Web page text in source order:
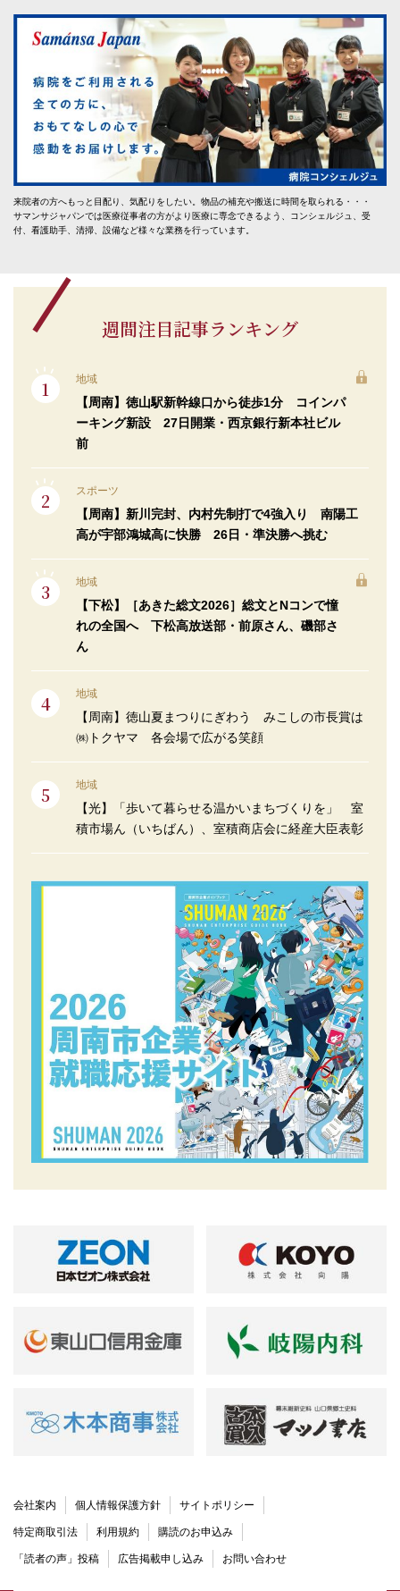
来院者の方へもっと目配り、気配りをしたい。物品の補充や搬送に時間を取られる・・・
サマンサジャパンでは医療従事者の方がより医療に専念できるよう、コンシェルジュ、受
付、看護助手、清掃、設備など様々な業務を行っています。
週間注目記事ランキング
地域
【周南】徳山駅新幹線口から徒歩1分 コインパ
ーキング新設 27日開業・西京銀行新本社ビル
前
スポーツ
【周南】新川完封、内村先制打で4強入り 南陽工
高が宇部鴻城高に快勝 26日・準決勝へ挑む
地域
【下松】［あきた総文2026］総文とNコンで憧
れの全国へ 下松高放送部・前原さん、磯部さ
ん
地域
【周南】徳山夏まつりにぎわう みこしの市長賞は
㈱トクヤマ 各会場で広がる笑顔
地域
【光】「歩いて暮らせる温かいまちづくりを」 室
積市場ん（いちばん）、室積商店会に経産大臣表彰
会社案内 個人情報保護方針 サイトポリシー
特定商取引法 利用規約 購読のお申込み
「読者の声」投稿 広告掲載申し込み お問い合わせ